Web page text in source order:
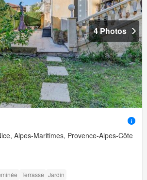
4 Photos
Alpes-Maritimes, Provence-Alpes-Côte
Terrasse Jardin